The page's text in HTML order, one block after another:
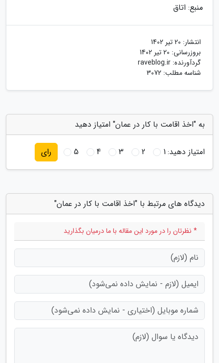
منبع: اتاق
انتشار: 20 تیر 1402
بروزرسانی: 20 تیر 1402
گردآورنده: raveblog.ir
شناسه مطلب: 3072
به "اخذ اقامت با کار در عمان" امتیاز دهید
امتیاز دهید:1
2
3
4
5 رای
دیدگاه های مرتبط با "اخذ اقامت با کار در عمان"
* نظرتان را در مورد این مقاله با ما درمیان بگذارید